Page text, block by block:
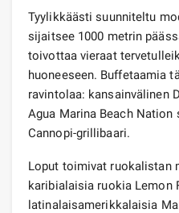
Tyylikkäästi suunniteltu
sijaitsee 1000 metrin
toivottaa vieraat
huoneeseen. Buffetaamia
ravintolaa: kansainvälinen
Agua Marina Beach Nation
Cannopi-grillibaari.
Loput toimivat ruokalistan
karibialaisia ​​ruokia Lemon
latinalaisamerikkalaisia